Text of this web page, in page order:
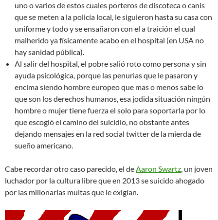
uno o varios de estos cuales porteros de discoteca o canis
que se meten a la policía local, le siguieron hasta su casa con
uniforme y todo y se ensañaron con el a traición el cual
malherido ya físicamente acabo en el hospital (en USA no
hay sanidad pública).
Al salir del hospital, el pobre salió roto como persona y sin
ayuda psicológica, porque las penurias que le pasaron y
encima siendo hombre europeo que mas o menos sabe lo
que son los derechos humanos, esa jodida situación ningún
hombre o mujer tiene fuerza el solo para soportarla por lo
que escogió el camino del suicidio, no obstante antes
dejando mensajes en la red social twitter de la mierda de
sueño americano.
Cabe recordar otro caso parecido, el deAaron Swartz, un joven
luchador por la cultura libre que en 2013 se suicido ahogado
por las millonarias multas que le exigían.